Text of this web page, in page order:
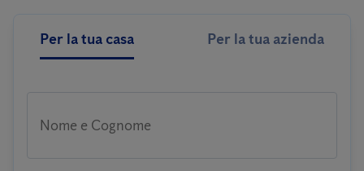
Per la tua casa Per la tua azienda
Nome e Cognome